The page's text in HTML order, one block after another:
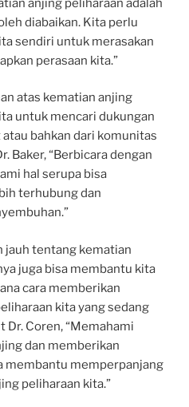
diabaikan. Kita perlu
sendiri untuk merasakan
perasaan kita.”
atas kematian anjing
untuk mencari dukungan
bahkan dari komunitas
Baker, “Berbicara dengan
hal serupa bisa
terhubung dan
jauh tentang kematian
juga bisa membantu kita
cara memberikan
kita yang sedang
Coren, “Memahami
dan memberikan
membantu memperpanjang
peliharaan kita.”